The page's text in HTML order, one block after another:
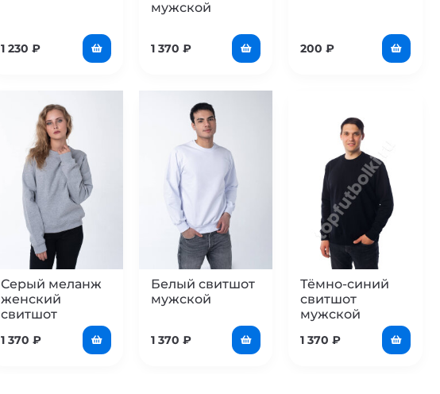
1 230₽
мужской
1 370 ₽ 200₽
Серый меланж
женский
свитшот
1 370₽
Белый свитшот
мужской
1 370 ₽
Тёмно-синий
свитшот
мужской
1 370₽